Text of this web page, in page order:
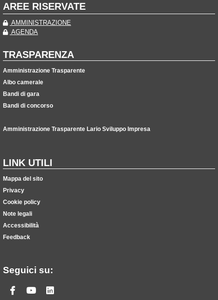
AREE RISERVATE
AMMINISTRAZIONE
AGENDA
TRASPARENZA
Amministrazione Trasparente
Albo camerale
Bandi di gara
Bandi di concorso
Amministrazione Trasparente Lario Sviluppo Impresa
LINK UTILI
Mappa del sito
Privacy
Cookie policy
Note legali
Accessibilità
Feedback
Seguici su:
Facebook
Youtube